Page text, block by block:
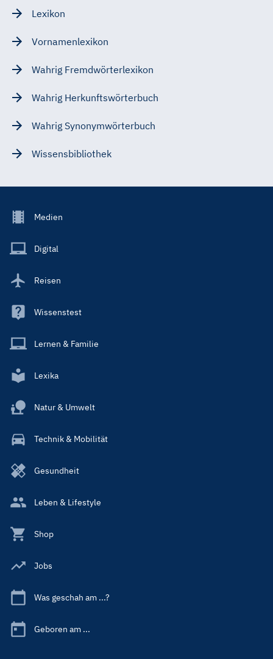
Lexikon
Vornamenlexikon
Wahrig Fremdwörterlexikon
Wahrig Herkunftswörterbuch
Wahrig Synonymwörterbuch
Wissensbibliothek
Footer
Main
Medien
Digital
Reisen
Wissenstest
Lernen & Familie
Lexika
Natur & Umwelt
Technik & Mobilität
Gesundheit
Leben & Lifestyle
Shop
Jobs
Was geschah am ...?
Geboren am ...